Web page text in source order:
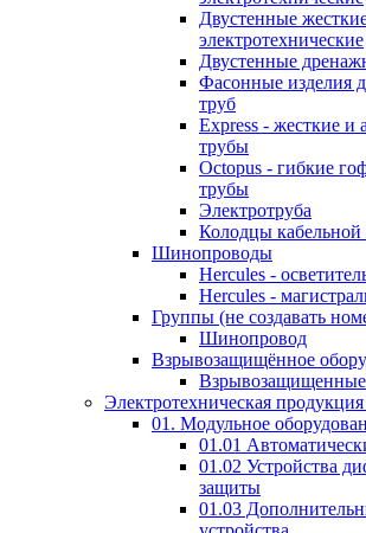
Двустенные
электротехнические
Двустенные
Фасонные изделия
труб
Express - жесткие и
трубы
Octopus - гибкие
трубы
Электротруба
Колодцы кабельной
Шинопроводы
Hercules -
Hercules -
Группы (не создавать
Шинопровод
Взрывозащищённое
Электротехническая
01. Модульное
01.01
01.02 Устройства
защиты
01.03